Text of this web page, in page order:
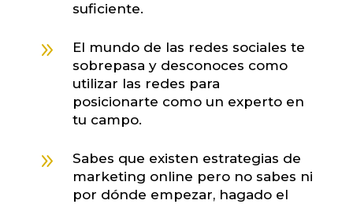
suficiente.
9
El mundo de las redes sociales te
sobrepasa y desconoces como
utilizar las redes para
posicionarte como un experto en
tu campo.
9
Sabes que existen estrategias de
marketing online pero no sabes ni
por dónde empezar, hagado el